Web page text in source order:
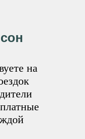
на